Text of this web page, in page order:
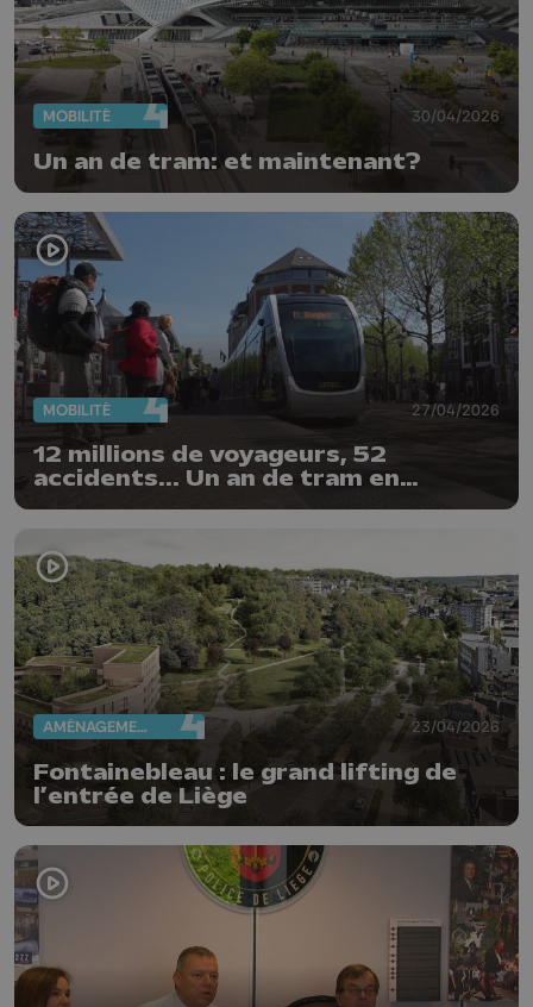
MOBILITÉ 30/04/2026
Un an de tram: et maintenant?
MOBILITÉ 27/04/2026
12 millions de voyageurs, 52
accidents... Un an de tram en
AMÉNAGEMENT DU TERRITOIRE 23/04/2026
Fontainebleau : le grand lifting de
l’entrée de Liège